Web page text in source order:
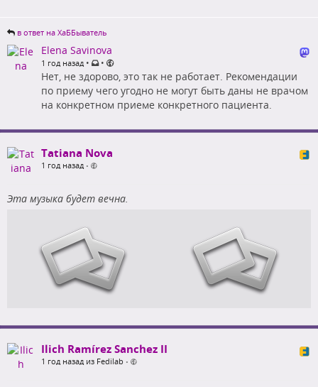
в ответ на ХаББыватель
Elena Savinova
1 год назад • •
Нет, не здорово, это так не работает. Рекомендации
по приему чего угодно не могут быть даны не врачом
на конкретном приеме конкретного пациента.
Tatiana Nova
1 год назад •
Эта музыка будет вечна.
Ilich Ramírez Sanchez II
1 год назад из Fedilab •